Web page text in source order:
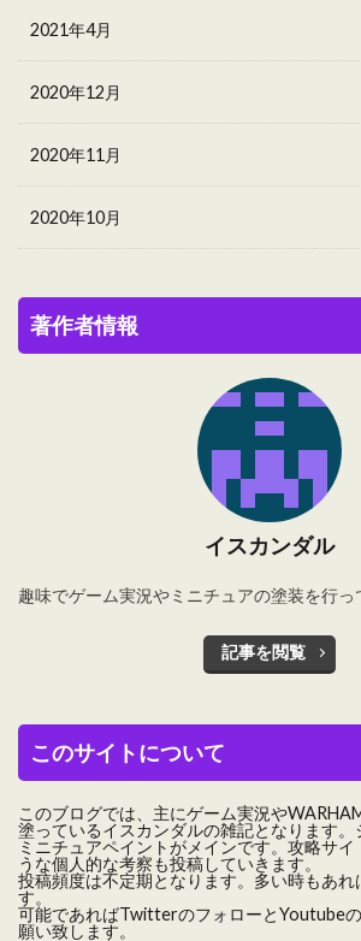
2021年4月
2020年12月
2020年11月
2020年10月
著作者情報
イスカンダル
趣味でゲーム実況やミニチュアの塗装を行っ
記事を閲覧
このサイトについて
このブログでは、主にゲーム実況や
塗っているイスカンダルの雑記となります。
ミニチュアペイントがメインです。攻略サイ
うな個人的な考察も投稿していきます。
投稿頻度は不定期となります。多い時もあれ
す。
可能であればTwitterのフォローとYoutube
願い致します。